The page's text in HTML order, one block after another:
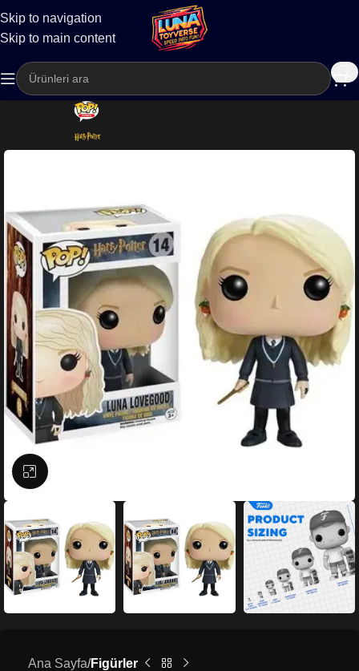
Skip to navigation
Skip to main content
Kargo
Büyütmek için tıklayın
Ana Sayfa Figürler